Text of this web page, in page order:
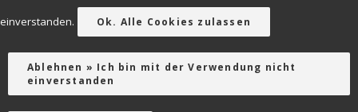
einverstanden. Ok. Alle Cookies zulassen
Ablehnen » Ich bin mit der Verwendung nicht
einverstanden